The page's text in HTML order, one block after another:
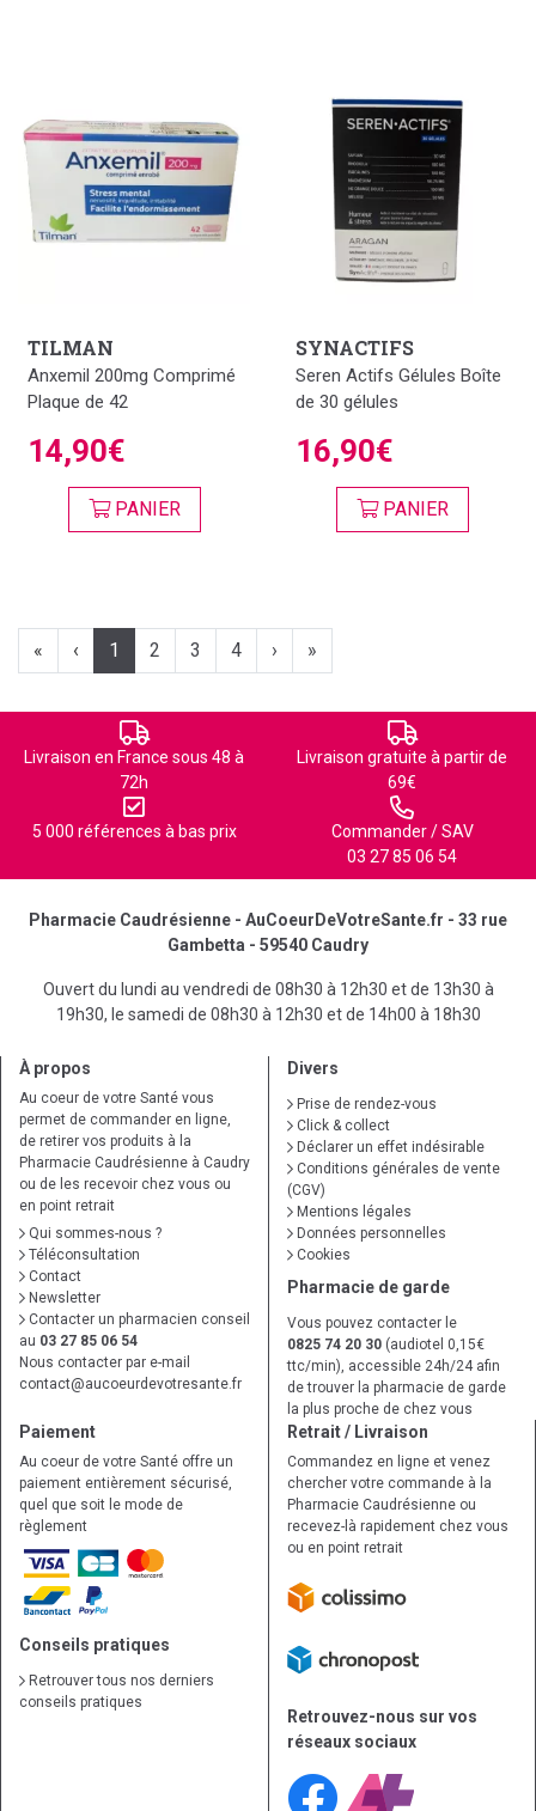
TILMAN
Anxemil 200mg Comprimé
Plaque de 42
14,90€
PANIER
SYNACTIFS
Seren Actifs Gélules Boîte
de 30 gélules
16,90€
PANIER
« ‹ 1 2 3 4 › »
Livraison en France sous 48 à
72h
Livraison gratuite à partir de
69€
5 000 références à bas prix
Commander / SAV
03 27 85 06 54
Pharmacie Caudrésienne - AuCoeurDeVotreSante.fr - 33 rue
Gambetta - 59540 Caudry
Ouvert du lundi au vendredi de 08h30 à 12h30 et de 13h30 à
19h30, le samedi de 08h30 à 12h30 et de 14h00 à 18h30
À propos
Au coeur de votre Santé vous
permet de commander en ligne,
de retirer vos produits à la
Pharmacie Caudrésienne à Caudry
ou de les recevoir chez vous ou
en point retrait
Qui sommes-nous ?
Téléconsultation
Contact
Newsletter
Contacter un pharmacien conseil
au 03 27 85 06 54
Nous contacter par e-mail
contact@aucoeurdevotresante.fr
Divers
Prise de rendez-vous
Click & collect
Déclarer un effet indésirable
Conditions générales de vente
(CGV)
Mentions légales
Données personnelles
Cookies
Pharmacie de garde
Vous pouvez contacter le
0825 74 20 30 (audiotel 0,15€
ttc/min), accessible 24h/24 afin
de trouver la pharmacie de garde
la plus proche de chez vous
Paiement
Au coeur de votre Santé offre un
paiement entièrement sécurisé,
quel que soit le mode de
règlement
Conseils pratiques
Retrouver tous nos derniers
conseils pratiques
Retrait / Livraison
Commandez en ligne et venez
chercher votre commande à la
Pharmacie Caudrésienne ou
recevez-là rapidement chez vous
ou en point retrait
Retrouvez-nous sur vos
réseaux sociaux